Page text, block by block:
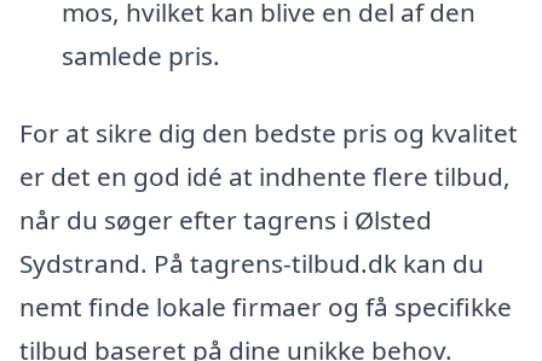
mos, hvilket kan blive en del af den
samlede pris.
For at sikre dig den bedste pris og kvalitet
er det en god idé at indhente flere tilbud,
når du søger efter tagrens i Ølsted
Sydstrand. På tagrens-tilbud.dk kan du
nemt finde lokale firmaer og få specifikke
tilbud baseret på dine unikke behov.